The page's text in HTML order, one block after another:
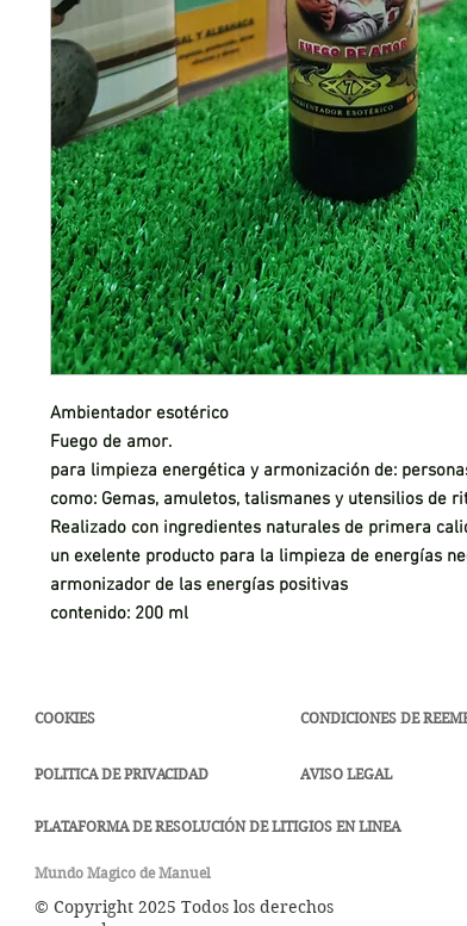
Ambientador esotérico
Fuego de amor.
para limpieza energética y armonización de:
como: Gemas, amuletos, talismanes y utensilios de
Realizado con ingredientes naturales de primera
un exelente producto para la limpieza de energías
armonizador de las energías positivas
contenido: 200 ml
COOKIES
POLITICA DE PRIVACIDAD
CONDICIONES DE
AVISO LEGAL
PLATAFORMA DE RESOLUCIÓN DE LITIGIOS EN LINEA
Mundo Magico de Manuel
© Copyright 2025 Todos los derechos